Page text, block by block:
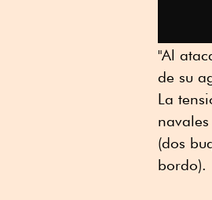
"Al
de su
La
(dos
bordo).